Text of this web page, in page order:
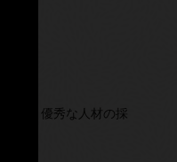
て、優秀な人材の採